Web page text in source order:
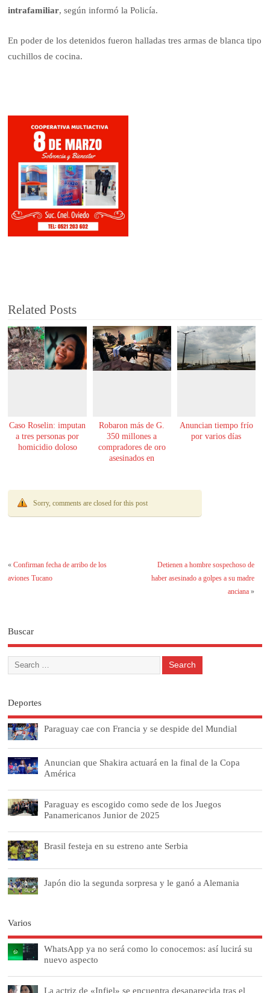
intrafamiliar, según informó la Policía.
En poder de los detenidos fueron halladas tres armas de blanca tipo
cuchillos de cocina.
Related Posts
Caso Roselin: imputan
a tres personas por
homicidio doloso
Robaron más de G.
350 millones a
compradores de oro
asesinados en
Anuncian tiempo frío
por varios días
Sorry, comments are closed for this post
«Confirman fecha de arribo de los
aviones Tucano
Detienen a hombre sospechoso de
haber asesinado a golpes a su madre
anciana»
Buscar
Deportes
Paraguay cae con Francia y se despide del Mundial
Anuncian que Shakira actuará en la final de la Copa
América
Paraguay es escogido como sede de los Juegos
Panamericanos Junior de 2025
Brasil festeja en su estreno ante Serbia
Japón dio la segunda sorpresa y le ganó a Alemania
Varios
WhatsApp ya no será como lo conocemos: así lucirá su
nuevo aspecto
La actriz de «Infiel» se encuentra desaparecida tras el